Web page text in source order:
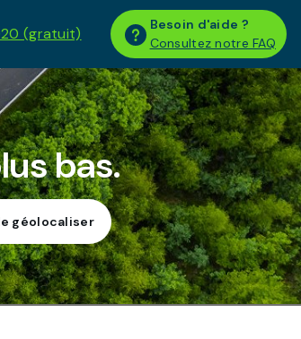
(gratuit)
Besoin d'aide ?
Consultez notre FAQ
bas.